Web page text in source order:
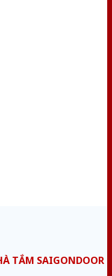
TẮM SAIGONDOOR